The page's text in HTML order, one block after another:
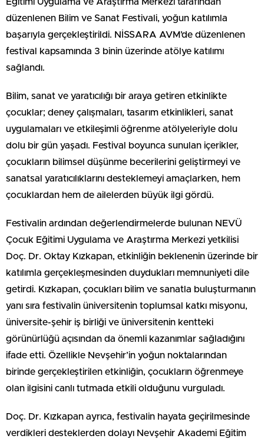
düzenlenen Bilim ve Sanat Festivali, yoğun katılımla
başarıyla gerçekleştirildi. NİSSARA AVM’de düzenlenen
festival kapsamında 3 binin üzerinde atölye katılımı
sağlandı.
Bilim, sanat ve yaratıcılığı bir araya getiren etkinlikte
çocuklar; deney çalışmaları, tasarım etkinlikleri, sanat
uygulamaları ve etkileşimli öğrenme atölyeleriyle dolu
dolu bir gün yaşadı. Festival boyunca sunulan içerikler,
çocukların bilimsel düşünme becerilerini geliştirmeyi ve
sanatsal yaratıcılıklarını desteklemeyi amaçlarken, hem
çocuklardan hem de ailelerden büyük ilgi gördü.
Festivalin ardından değerlendirmelerde bulunan NEVÜ
Çocuk Eğitimi Uygulama ve Araştırma Merkezi yetkilisi
Doç. Dr. Oktay Kızkapan, etkinliğin beklenenin üzerinde bir
katılımla gerçekleşmesinden duydukları memnuniyeti dile
getirdi. Kızkapan, çocukları bilim ve sanatla buluşturmanın
yanı sıra festivalin üniversitenin toplumsal katkı misyonu,
üniversite-şehir iş birliği ve üniversitenin kentteki
görünürlüğü açısından da önemli kazanımlar sağladığını
ifade etti. Özellikle Nevşehir’in yoğun noktalarından
birinde gerçekleştirilen etkinliğin, çocukların öğrenmeye
olan ilgisini canlı tutmada etkili olduğunu vurguladı.
Doç. Dr. Kızkapan ayrıca, festivalin hayata geçirilmesinde
verdikleri desteklerden dolayı Nevşehir Akademi Eğitim